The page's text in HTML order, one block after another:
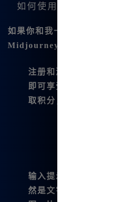
如何使用Midjourney进行
如果你和我一样，是一个初学
Midjourney创造美丽作品的过
注册和激活</strong>：
即可享受免费使用权，用
取积分，特别适合我这样
输入提示词
：通过文本
然是文字，但它能够极其